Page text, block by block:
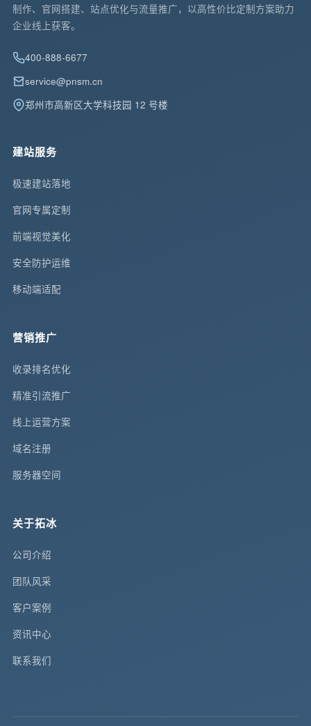
制作、官网搭建、站点优化与流量推广，以高性价比定制方案助力
企业线上获客。
400-888-6677
service@pnsm.cn
郑州市高新区大学科技园 12 号楼
建站服务
极速建站落地
官网专属定制
前端视觉美化
安全防护运维
移动端适配
营销推广
收录排名优化
精准引流推广
线上运营方案
域名注册
服务器空间
关于拓冰
公司介绍
团队风采
客户案例
资讯中心
联系我们